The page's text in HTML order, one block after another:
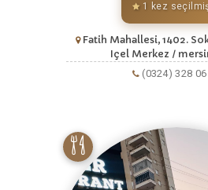
1 kez
Fatih Mahallesi, 1402.
Içel Merkez /
(0324) 328